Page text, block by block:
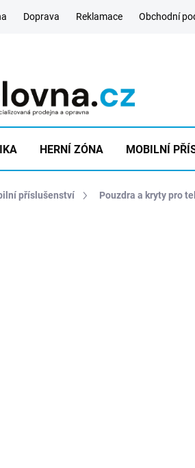
Doprava Reklamace Obchodní
HERNÍ ZÓNA MOBILNÍ
příslušenství Pouzdra a kryty pro